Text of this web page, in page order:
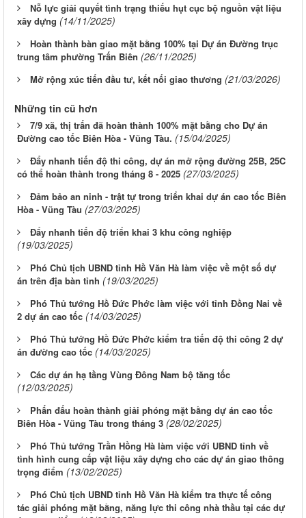
Nỗ lực giải quyết tình trạng thiếu hụt cục bộ nguồn vật liệu
xây dựng (14/11/2025)
Hoàn thành bàn giao mặt bằng 100% tại Dự án Đường trục
trung tâm phường Trấn Biên (26/11/2025)
Mở rộng xúc tiến đầu tư, kết nối giao thương (21/03/2026)
Những tin cũ hơn
7/9 xã, thị trấn đã hoàn thành 100% mặt bằng cho Dự án
Đường cao tốc Biên Hòa - Vũng Tàu. (15/04/2025)
Đẩy nhanh tiến độ thi công, dự án mở rộng đường 25B, 25C
có thể hoàn thành trong tháng 8 - 2025 (27/03/2025)
Đảm bảo an ninh - trật tự trong triển khai dự án cao tốc Biên
Hòa - Vũng Tàu (27/03/2025)
Đẩy nhanh tiến độ triển khai 3 khu công nghiệp
(19/03/2025)
Phó Chủ tịch UBND tỉnh Hồ Văn Hà làm việc về một số dự
án trên địa bàn tỉnh (19/03/2025)
Phó Thủ tướng Hồ Đức Phớc làm việc với tỉnh Đồng Nai về
2 dự án cao tốc (14/03/2025)
Phó Thủ tướng Hồ Đức Phớc kiểm tra tiến độ thi công 2 dự
án đường cao tốc (14/03/2025)
Các dự án hạ tầng Vùng Đông Nam bộ tăng tốc
(12/03/2025)
Phấn đấu hoàn thành giải phóng mặt bằng dự án cao tốc
Biên Hòa - Vũng Tàu trong tháng 3 (28/02/2025)
Phó Thủ tướng Trần Hồng Hà làm việc với UBND tỉnh về
tình hình cung cấp vật liệu xây dựng cho các dự án giao thông
trọng điểm (13/02/2025)
Phó Chủ tịch UBND tỉnh Hồ Văn Hà kiểm tra thực tế công
tác giải phóng mặt bằng, năng lực thi công nhà thầu tại các dự